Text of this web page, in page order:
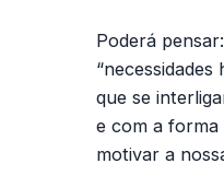
Poderá
“necessidades
que se
e com a forma
motivar a